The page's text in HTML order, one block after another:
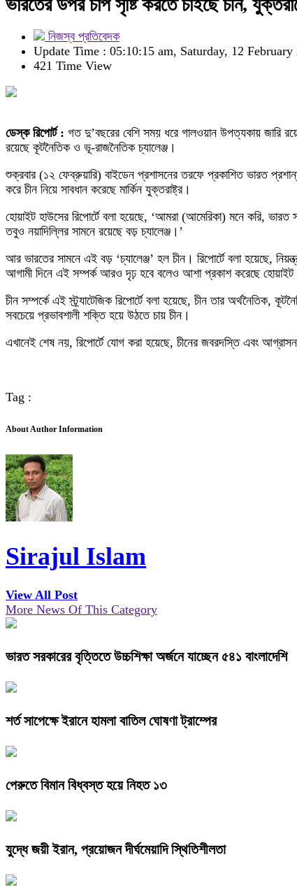
ভারতের উপর চাপ সৃষ্টি করতে চাইছে চীন,
নিজস্ব প্রতিবেদক
Update Time : 05:10:15 am, Saturday, 12 February
421 Time View
ডেস্ক রিপোর্ট : গত দু’বছরের বেশি সময় ধরে গালওয়ান উপত্যকায় জারি
রয়েছে কূটনৈতিক ও ভূ-রাজনৈতিক চ্যালেঞ্জ।
শুক্রবার (১২ ফেব্রুয়ারি) বাইডেন প্রশাসনের তরফে প্রকাশিত ভারত প্রশান্ত
করে চীন নিয়ে সাবধান করেছে মার্কিন যুক্তরাষ্ট্র।
হোয়াইট হাউসের রিপোর্টে বলা হয়েছে, ‘আমরা (আমেরিকা) মনে করি,
তবুও নয়াদিল্লির সামনে রয়েছে বড় চ্যালেঞ্জ।’
আর ভারতের সামনে এই বড় ‘চ্যালেঞ্জ’ হল চীন। রিপোর্টে বলা হয়েছে,
আগামী দিনে এই সম্পর্ক আরও দৃঢ় হবে বলেও আশা প্রকাশ করেছে হোয়াইট
চীন সম্পর্কে এই স্ট্র্যাটেজিক রিপোর্টে বলা হয়েছে, চীন তার
সবচেয়ে প্রভাবশালী শক্তি হয়ে উঠতে চায় চীন।
এখানেই শেষ নয়, রিপোর্টে যোগ করা হয়েছে, চীনের জবরদস্তি এবং
Tag :
About Author Information
Sirajul Islam
View All Post
More News Of This Category
ভারত সরকারের বৃত্তিতে উচ্চশিক্ষা অর্জনে যাচ্ছেন ৫৪১ বাংলাদেশি
শর্ত সাপেক্ষে ইরানে হামলা বাতিল ঘোষণা ট্রাম্পের
পেরুতে বিমান বিধ্বস্ত হয়ে নিহত ১৩
যুদ্ধে জয়ী ইরান, প্রয়োজন দীর্ঘমেয়াদি স্থিতিশীলতা